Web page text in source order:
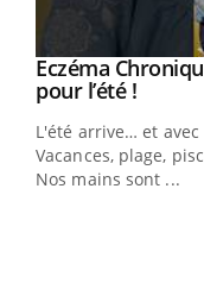
Youtube
Eczéma
pour l’été !Youtube
L'été arrive… et
Vacances, plage,
Nos mains sont ...